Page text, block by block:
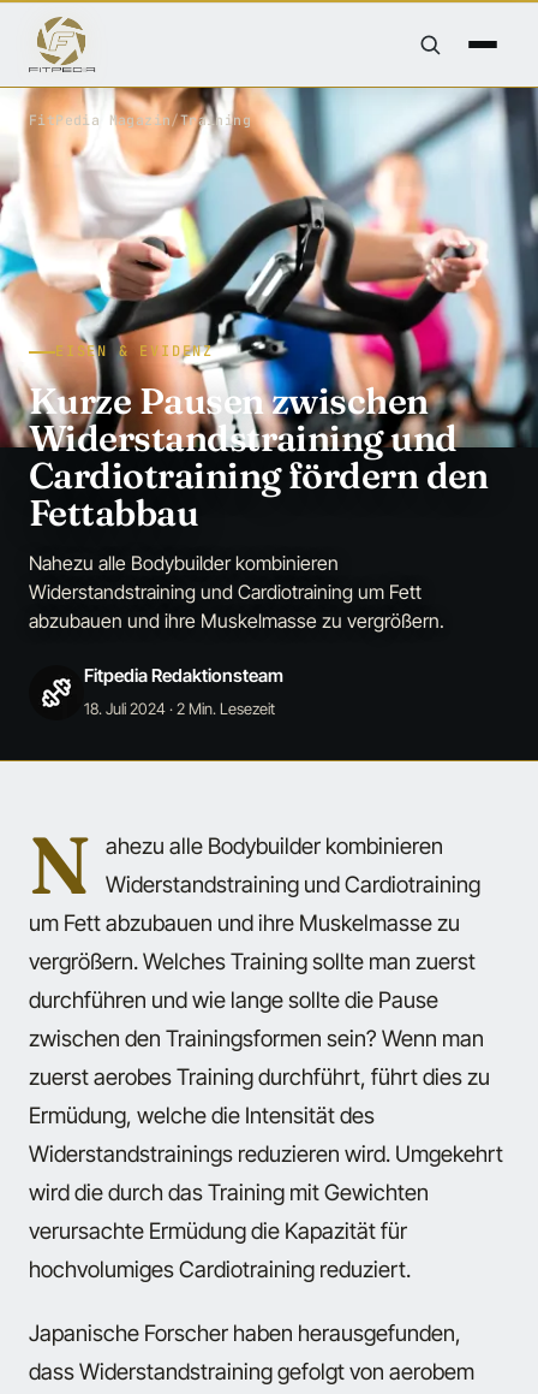
FitPedia Magazin/Training
EISEN & EVIDENZ
Kurze Pausen zwischen
Widerstandstraining und
Cardiotraining fördern den
Fettabbau
Nahezu alle Bodybuilder kombinieren
Widerstandstraining und Cardiotraining um Fett
abzubauen und ihre Muskelmasse zu vergrößern.
Fitpedia Redaktionsteam
18. Juli 2024· 2 Min. Lesezeit
N
ahezu alle Bodybuilder kombinieren
Widerstandstraining und Cardiotraining
um Fett abzubauen und ihre Muskelmasse zu
vergrößern. Welches Training sollte man zuerst
durchführen und wie lange sollte die Pause
zwischen den Trainingsformen sein? Wenn man
zuerst aerobes Training durchführt, führt dies zu
Ermüdung, welche die Intensität des
Widerstandstrainings reduzieren wird. Umgekehrt
wird die durch das Training mit Gewichten
verursachte Ermüdung die Kapazität für
hochvolumiges Cardiotraining reduziert.
Japanische Forscher haben herausgefunden,
dass Widerstandstraining gefolgt von aerobem